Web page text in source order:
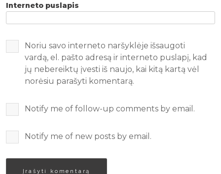
Interneto puslapis
Noriu savo interneto naršyklėje išsaugoti
vardą, el. pašto adresą ir interneto puslapį, kad
jų nebereiktų įvesti iš naujo, kai kitą kartą vėl
norėsiu parašyti komentarą.
Notify me of follow-up comments by email.
Notify me of new posts by email.